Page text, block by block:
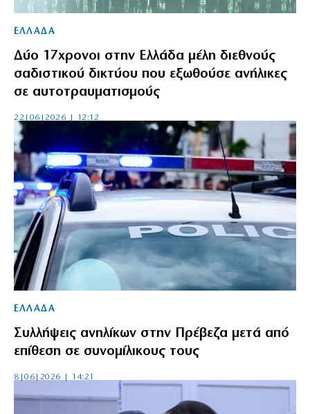
ΕΛΛΑΔΑ
Δύο 17χρονοι στην Ελλάδα μέλη διεθνούς
σαδιστικού δικτύου που εξωθούσε ανήλικες
σε αυτοτραυματισμούς
22|06|2026 | 12:12
ΕΛΛΑΔΑ
Συλλήψεις ανηλίκων στην Πρέβεζα μετά από
επίθεση σε συνομίλικους τους
8|06|2026 | 14:21